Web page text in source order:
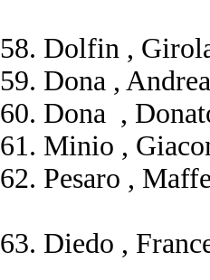
Dolfin ,
Dona , Andrea
Dona ,
Minio ,
Pesaro ,
Diedo ,